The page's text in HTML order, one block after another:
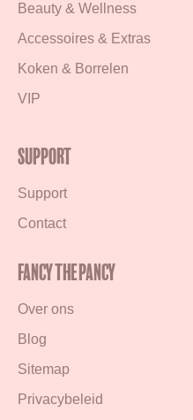
Beauty & Wellness
Accessoires & Extras
Koken & Borrelen
VIP
Support
Support
Contact
Fancy the Pancy
Over ons
Blog
Sitemap
Privacybeleid